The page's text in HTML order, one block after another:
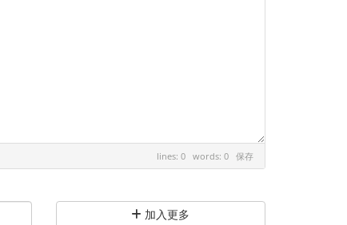
lines: 0 words: 0 保存
加入更多